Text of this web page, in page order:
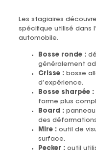
Les stagiaires
spécifique utilisé dans
automobile.
Bosse ronde :
généralement
Crisse :bosse
d’expérience.
Bosse sharpée :
forme plus
Board :panneau
des
Mire :outil de
surface.
Pecker :outil